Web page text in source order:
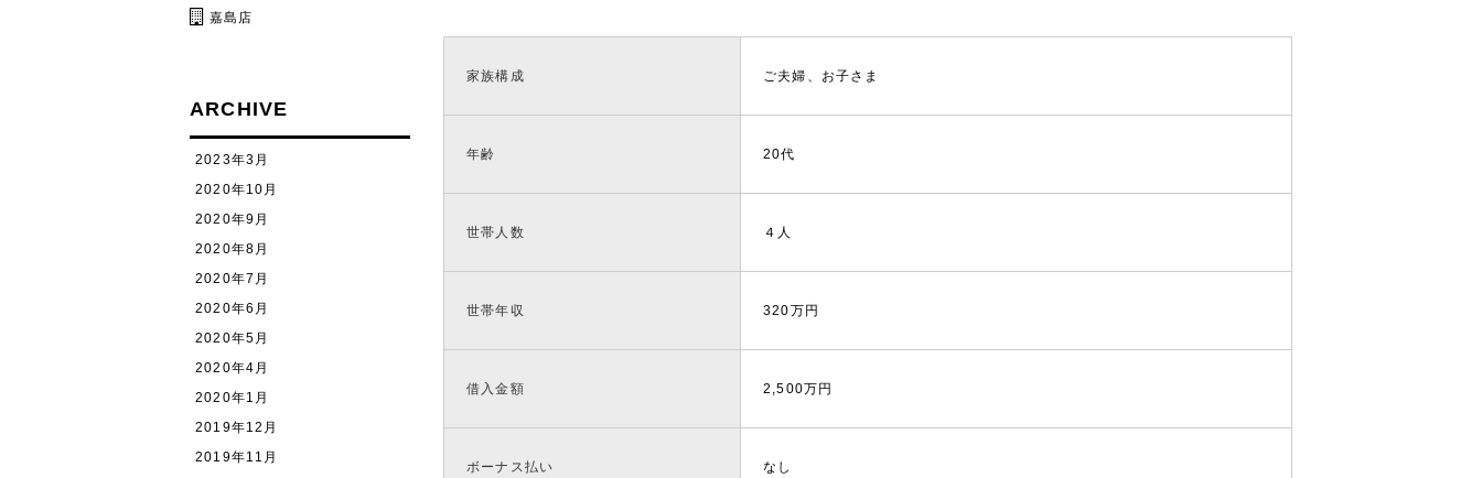
家族構成 ご夫婦、お子さま
年齢 20代
世帯人数 ４人
世帯年収 320万円
借入金額 2,500万円
ボーナス払い なし
嘉島店
ARCHIVE
2023年3月
2020年10月
2020年9月
2020年8月
2020年7月
2020年6月
2020年5月
2020年4月
2020年1月
2019年12月
2019年11月